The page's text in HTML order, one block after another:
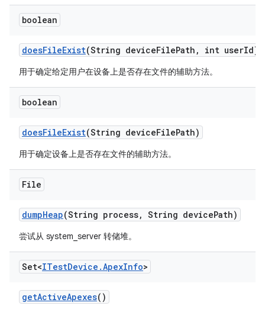
boolean
doesFileExist(String deviceFilePath , int userId)
用于确定给定用户在设备上是否存在文件的辅助方法。
boolean
doesFileExist(String deviceFilePath)
用于确定设备上是否存在文件的辅助方法。
File
dumpHeap(String process, String devicePath)
尝试从 system_server 转储堆。
Set<ITestDevice .ApexInfo>
getActiveApexes()